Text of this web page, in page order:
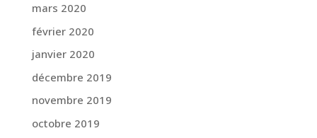
mars 2020
février 2020
janvier 2020
décembre 2019
novembre 2019
octobre 2019